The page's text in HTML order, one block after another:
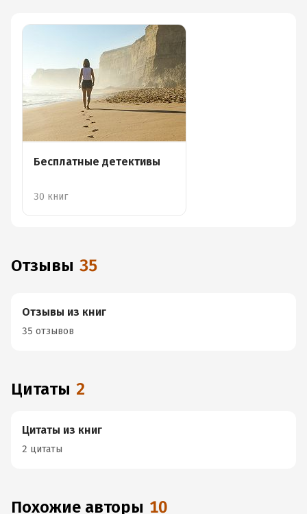
Бесплатные детективы
30 книг
Отзывы 35
Отзывы из книг
35 отзывов
Цитаты 2
Цитаты из книг
2 цитаты
Похожие авторы 10